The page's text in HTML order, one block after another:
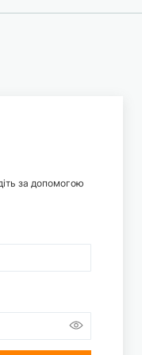
за допомогою